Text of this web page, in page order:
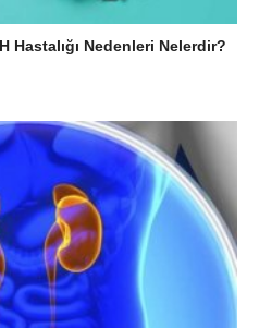
Hastalığı Nedenleri Nelerdir?